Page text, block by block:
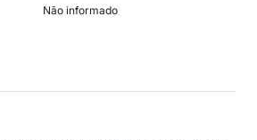
Não informado